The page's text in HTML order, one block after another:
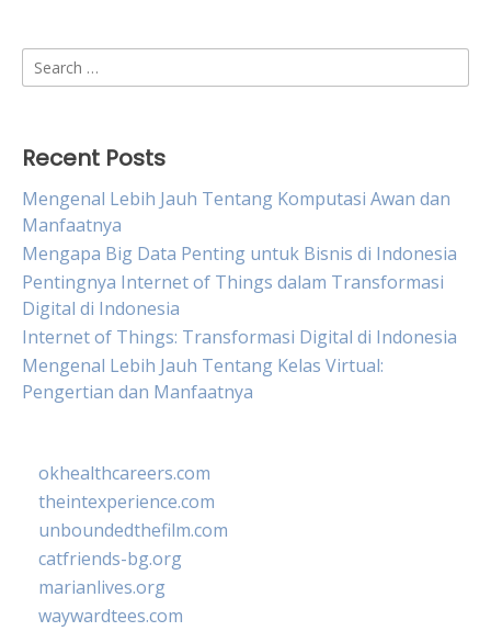
Search
for:
Recent Posts
Mengenal Lebih Jauh Tentang Komputasi Awan dan
Manfaatnya
Mengapa Big Data Penting untuk Bisnis di Indonesia
Pentingnya Internet of Things dalam Transformasi
Digital di Indonesia
Internet of Things: Transformasi Digital di Indonesia
Mengenal Lebih Jauh Tentang Kelas Virtual:
Pengertian dan Manfaatnya
okhealthcareers.com
theintexperience.com
unboundedthefilm.com
catfriends-bg.org
marianlives.org
waywardtees.com